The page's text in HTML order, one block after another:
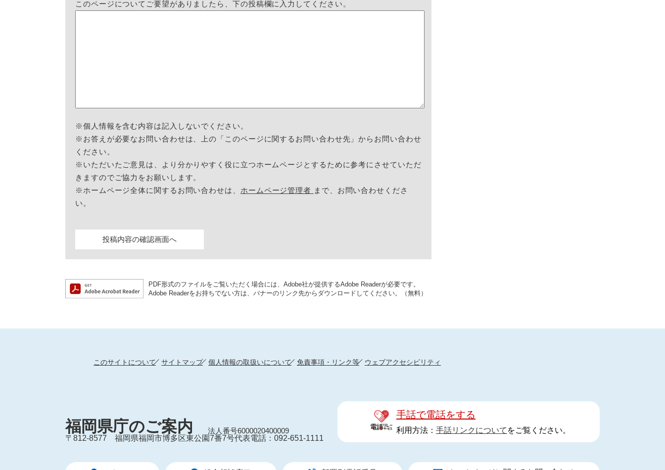
このページについてご要望がありましたら、下の投稿欄に入力してください。
※個人情報を含む内容は記入しないでください。
※お答えが必要なお問い合わせは、上の「このページに関するお問い合わせ先」からお問い合わせ
ください。
※いただいたご意見は、より分かりやすく役に立つホームページとするために参考にさせていただ
きますのでご協力をお願いします。
※ホームページ全体に関するお問い合わせは、 ホームページ管理者 まで、お問い合わせくださ
い。
PDF形式のファイルをご覧いただく場合には、Adobe社が提供するAdobe Readerが必要です。
Adobe Readerをお持ちでない方は、バナーのリンク先からダウンロードしてください。（無料）
このサイトについて サイトマップ 個人情報の取扱いについて 免責事項・リンク等 ウェブアクセシビリティ
福岡県庁のご案内
法人番号6000020400009
〒812-8577
福岡県福岡市博多区東公園7番7号代表電話：092-651-1111
手話で電話をする
利用方法： 手話リンクについて をご覧ください。